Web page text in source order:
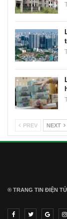
PREV NEXT
® TRANG TIN ĐIỆN